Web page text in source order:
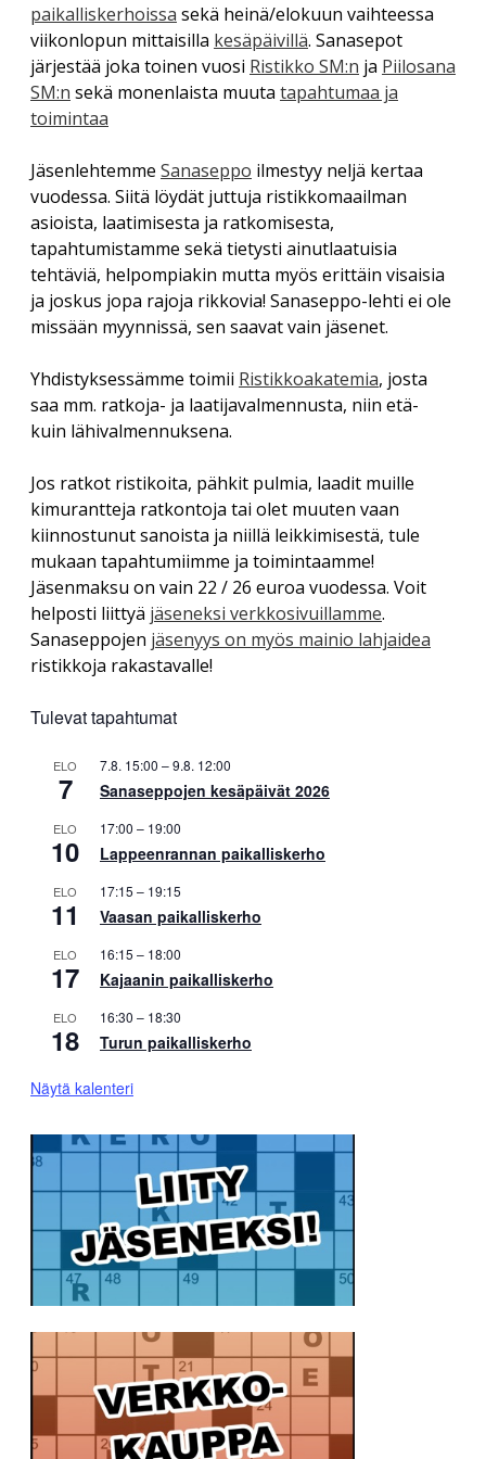
Vuosikokous 2017
Helsingin kirjamessut
Sanasepot koulun penkillä
Paikalliskerhovetäjien tapaaminen 2013
Veikko Sonninen: Vaakasuoraan: Copyright (13 kirjainta)
Jussi Kokkonen: Satu leivättömän pöydän äärestä
Veikko Nurmi: Epäitsenäiset “sanat”
menu
ERKKI A. JAUHIAINEN 1946-2018
TUULI RAUVOLA 1949-2023
Yhdistyksen säännöt
Rekisteriseloste
paikalliskerhoissa sekä heinä/elokuun vaihteessa
viikonlopun mittaisilla kesäpäivillä. Sanasepot
järjestää joka toinen vuosi Ristikko SM:n ja Piilosana
SM:n sekä monenlaista muuta tapahtumaa ja
toimintaa
Jäsenlehtemme Sanaseppo ilmestyy neljä kertaa
vuodessa. Siitä löydät juttuja ristikkomaailman
asioista, laatimisesta ja ratkomisesta,
tapahtumistamme sekä tietysti ainutlaatuisia
tehtäviä, helpompiakin mutta myös erittäin visaisia
ja joskus jopa rajoja rikkovia! Sanaseppo-lehti ei ole
missään myynnissä, sen saavat vain jäsenet.
Yhdistyksessämme toimii Ristikkoakatemia, josta
saa mm. ratkoja- ja laatijavalmennusta, niin etä-
kuin lähivalmennuksena.
Jos ratkot ristikoita, pähkit pulmia, laadit muille
kimurantteja ratkontoja tai olet muuten vaan
kiinnostunut sanoista ja niillä leikkimisestä, tule
mukaan tapahtumiimme ja toimintaamme!
Jäsenmaksu on vain 22 / 26 euroa vuodessa. Voit
helposti liittyä jäseneksi verkkosivuillamme.
Sanaseppojen jäsenyys on myös mainio lahjaidea
ristikkoja rakastavalle!
Tulevat tapahtumat
ELO
7
7.8. 15:00 –9.8. 12:00
Sanaseppojen kesäpäivät 2026
ELO
10
17:00 – 19:00
Lappeenrannan paikalliskerho
ELO
11
17:15 – 19:15
Vaasan paikalliskerho
ELO
17
16:15 – 18:00
Kajaanin paikalliskerho
ELO
18
16:30 – 18:30
Turun paikalliskerho
Näytä kalenteri